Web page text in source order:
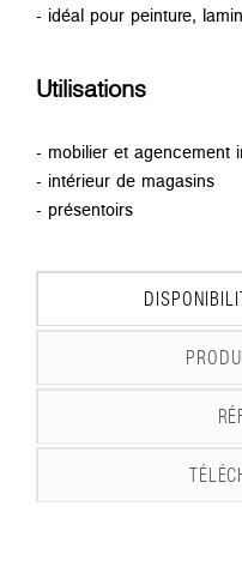
- idéal pour peinture,
Utilisations
- mobilier et agencement
- intérieur de magasins
- présentoirs